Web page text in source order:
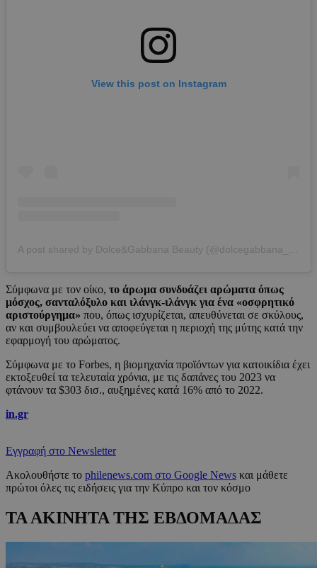
View this post on Instagram
Σύμφωνα με τον οίκο, το άρωμα συνδυάζει αρώματα όπως
μόσχος, σανταλόξυλο και ιλάνγκ-ιλάνγκ για ένα «οσφρητικό
αριστούργημα» που, όπως ισχυρίζεται, απευθύνεται σε σκύλους,
αν και συμβουλεύει να αποφεύγεται η περιοχή της μύτης κατά την
εφαρμογή του αρώματος.
Σύμφωνα με το Forbes, η βιομηχανία προϊόντων για κατοικίδια έχει
εκτοξευθεί τα τελευταία χρόνια, με τις δαπάνες του 2023 να
φτάνουν τα $303 δισ., αυξημένες κατά 16% από το 2022.
in.gr
Εγγραφή στο Newsletter
Ακολουθήστε το philenews.com στο Google News και μάθετε
πρώτοι όλες τις ειδήσεις για την Κύπρο και τον κόσμο
ΤΑ ΑΚΙΝΗΤΑ ΤΗΣ ΕΒΔΟΜΑΔΑΣ